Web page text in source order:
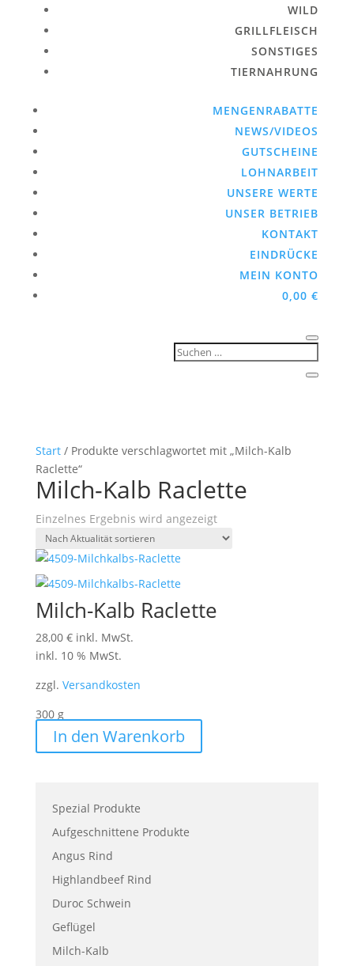
WILD
GRILLFLEISCH
SONSTIGES
TIERNAHRUNG
MENGENRABATTE
NEWS/VIDEOS
GUTSCHEINE
LOHNARBEIT
UNSERE WERTE
UNSER BETRIEB
KONTAKT
EINDRÜCKE
MEIN KONTO
0,00€
Start/ Produkte verschlagwortet mit „Milch-Kalb
Raclette“
Milch-Kalb Raclette
Einzelnes Ergebnis wird angezeigt
Milch-Kalb Raclette
28,00 € inkl. MwSt.
inkl. 10 % MwSt.
zzgl. Versandkosten
300 g
In den Warenkorb
Spezial Produkte
Aufgeschnittene Produkte
Angus Rind
Highlandbeef Rind
Duroc Schwein
Geflügel
Milch-Kalb